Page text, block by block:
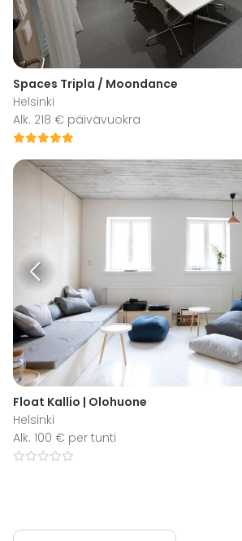
Spaces Tripla / Moondance
Helsinki
Alk. 218 € päivävuokra
Float Kallio | Olohuone
Helsinki
Alk. 100 € per tunti